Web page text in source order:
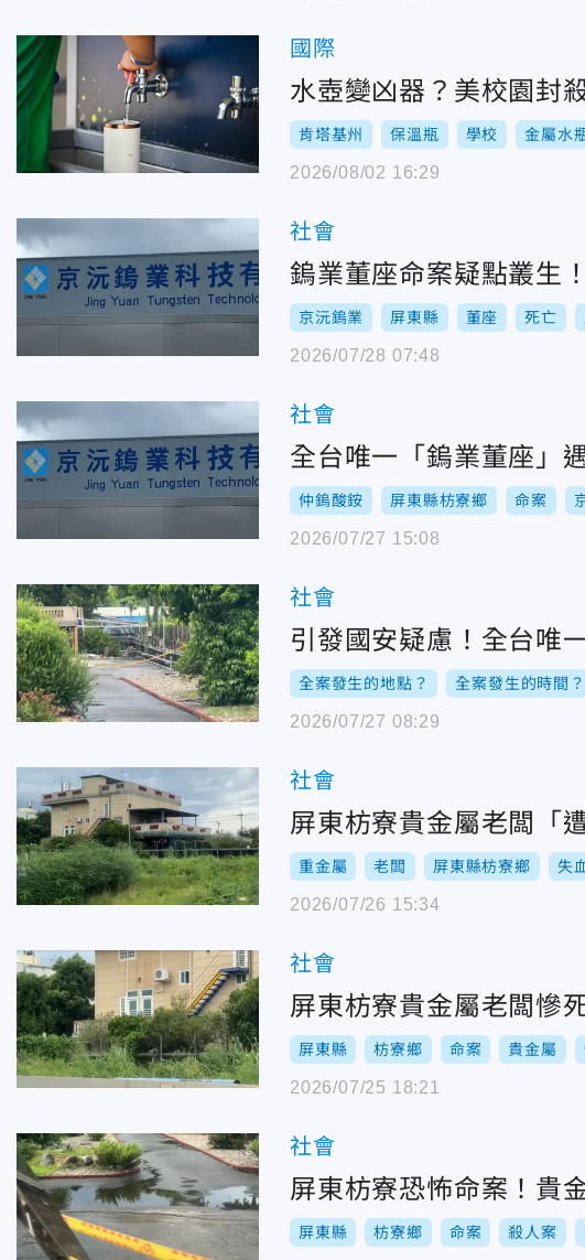
國際
水壺變凶器？美校園封
肯塔基州 保溫瓶 學校 金屬水
2026/08/02 16:29
社會
鎢業董座命案疑點叢生
京沅鎢業 屏東縣 董座 死亡
2026/07/28 07:48
社會
全台唯一「鎢業董座」
仲鎢酸銨 屏東縣枋寮鄉 命案
2026/07/27 15:08
社會
引發國安疑慮！全台唯
全案發生的地點？ 全案發生的時間？
2026/07/27 08:29
社會
屏東枋寮貴金屬老闆「
重金屬 老闆 屏東縣枋寮鄉 失
2026/07/26 15:34
社會
屏東枋寮貴金屬老闆慘
屏東縣 枋寮鄉 命案 貴金屬
2026/07/25 18:21
社會
屏東枋寮恐怖命案！貴
屏東縣 枋寮鄉 命案 殺人案